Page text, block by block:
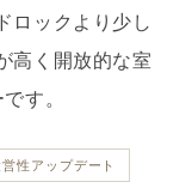
ロックより少し
高く開放的な室
す。
性アップデート